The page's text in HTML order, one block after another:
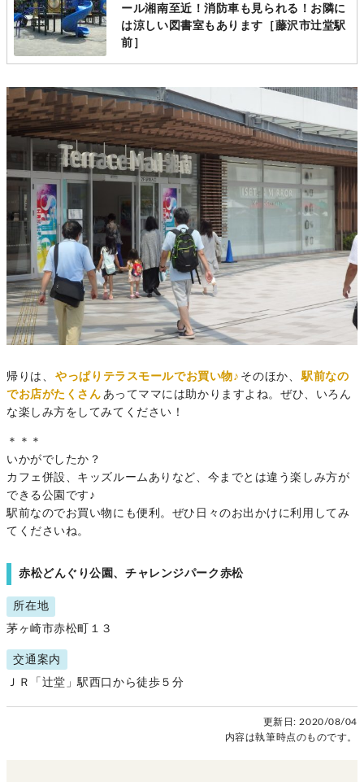
ール湘南至近！消防車も見られる！お隣に
は涼しい図書室もあります［藤沢市辻堂駅
前］
帰りは、 やっぱりテラスモールでお買い物♪ そのほか、
駅前なの
でお店がたくさん あってママには助かりますよね。ぜひ、いろん
な楽しみ方をしてみてください！
＊＊＊
いかがでしたか？
カフェ併設、キッズルームありなど、今までとは違う楽しみ方が
できる公園です♪
駅前なのでお買い物にも便利。ぜひ日々のお出かけに利用してみ
てくださいね。
赤松どんぐり公園、チャレンジパーク赤松
所在地
茅ヶ崎市赤松町１３
交通案内
ＪＲ「辻堂」駅西口から徒歩５分
更新日: 2020/08/04
内容は執筆時点のものです。